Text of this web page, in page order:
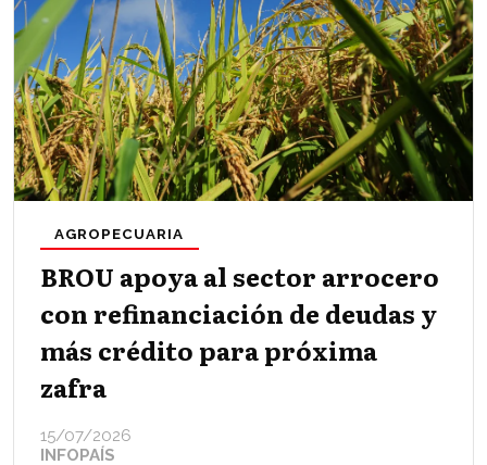
BROU apoya al sector arrocero
con refinanciación de deudas y
más crédito para próxima
zafra
INFOPAÍS
AGROPECUARIA
15/07/2026